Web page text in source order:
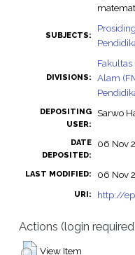
SUBJECTS:
DIVISIONS:
Alam
DEPOSITING
USER:
Sarwo
DATE
DEPOSITED:
06 Nov
LAST MODIFIED: 06 Nov
URI: http://
Actions (login
View Item